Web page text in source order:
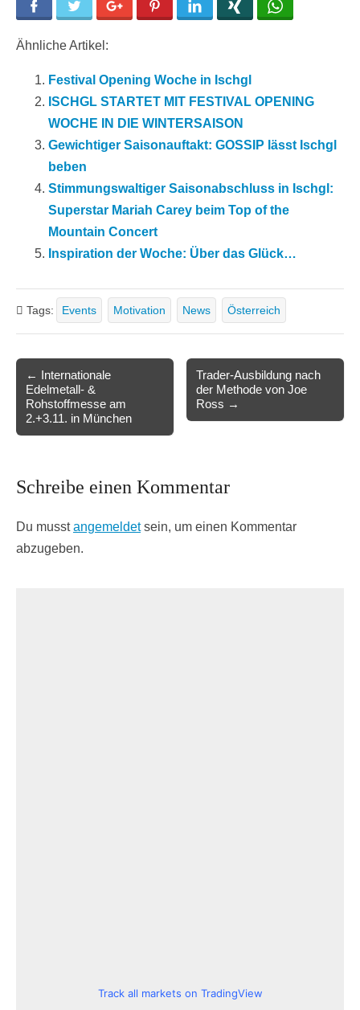
Facebook Twitter Google+ Pinterest LinkedIn
Ähnliche Artikel:
Festival Opening Woche in Ischgl
ISCHGL STARTET MIT FESTIVAL OPENING
WOCHE IN DIE WINTERSAISON
Gewichtiger Saisonauftakt: GOSSIP lässt Ischgl
beben
Stimmungswaltiger Saisonabschluss in Ischgl:
Superstar Mariah Carey beim Top of the
Mountain Concert
Inspiration der Woche: Über das Glück…
Tags: Events Motivation News Österreich
navigation
← Internationale
Edelmetall- &
Rohstoffmesse am
2.+3.11. in München
Trader-Ausbildung nach
der Methode von Joe
Ross →
Schreibe einen Kommentar
Du musstangemeldetsein, um einen Kommentar
abzugeben.
Track all markets on TradingView